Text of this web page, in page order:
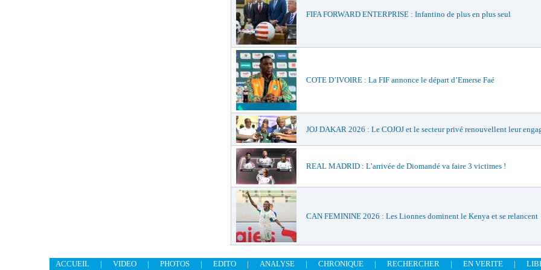
FIFA FORWARD ENTERPRISE : Infantino de plus en plus seul
COTE D’IVOIRE : La FIF annonce le départ d’Emerse Faé
JOJ DAKAR 2026 : Le COJOJ et le secteur privé renouvellent leur
REAL MADRID : L’arrivée de Diomandé va faire 3 victimes !
CAN FEMININE 2026 : Les Lionnes dominent le Kenya et se relancent
ACCUEIL | VIDEO | PHOTOS | EDITO | ANALYSE | CHRONIQUE | RECHERCHER | EN VERITE |